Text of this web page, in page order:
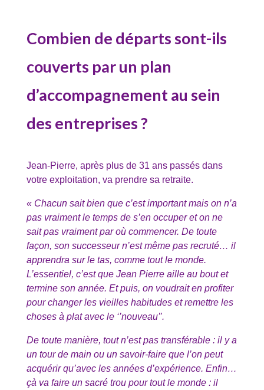
Combien de départs sont-ils
couverts par un plan
d’accompagnement au sein
des entreprises ?
Jean-Pierre, après plus de 31 ans passés dans
votre exploitation, va prendre sa retraite.
« Chacun sait bien que c’est important mais on n’a
pas vraiment le temps de s’en occuper et on ne
sait pas vraiment par où commencer. De toute
façon, son successeur n’est même pas recruté… il
apprendra sur le tas, comme tout le monde.
L’essentiel, c’est que Jean Pierre aille au bout et
termine son année. Et puis, on voudrait en profiter
pour changer les vieilles habitudes et remettre les
choses à plat avec le ‘’nouveau’’.
De toute manière, tout n’est pas transférable : il y a
un tour de main ou un savoir-faire que l’on peut
acquérir qu’avec les années d’expérience. Enfin…
çà va faire un sacré trou pour tout le monde : il